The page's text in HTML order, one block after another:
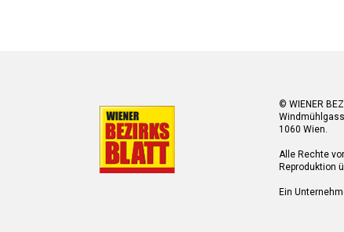
© WIENER
1060 Wien.
Alle Rechte
Reproduktion
Ein